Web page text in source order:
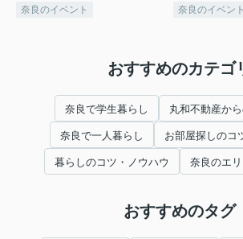
奈良のイベント
奈良のイベント
おすすめのカテゴ
奈良で学生暮らし 丸和不動産か
奈良で一人暮らし お部屋探しのコ
暮らしのコツ・ノウハウ 奈良のエ
おすすめのタグ